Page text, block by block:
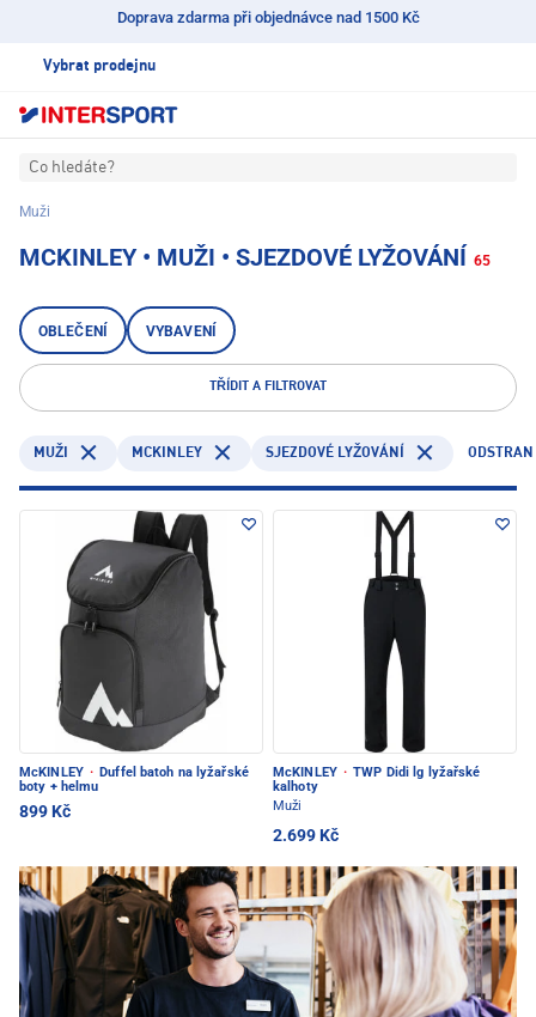
Doprava zdarma při objednávce nad 1500 Kč
Vybrat prodejnu
Co hledáte?
Muži
MCKINLEY • MUŽI • SJEZDOVÉ LYŽOVÁNÍ 65
OBLEČENÍ VYBAVENÍ
TŘÍDIT A FILTROVAT
MUŽI MCKINLEY SJEZDOVÉ LYŽOVÁNÍ
McKINLEY · Duffel batoh na lyžařské
boty + helmu
899 Kč
McKINLEY · TWP Didi lg lyžařské
kalhoty
Muži
2.699 Kč